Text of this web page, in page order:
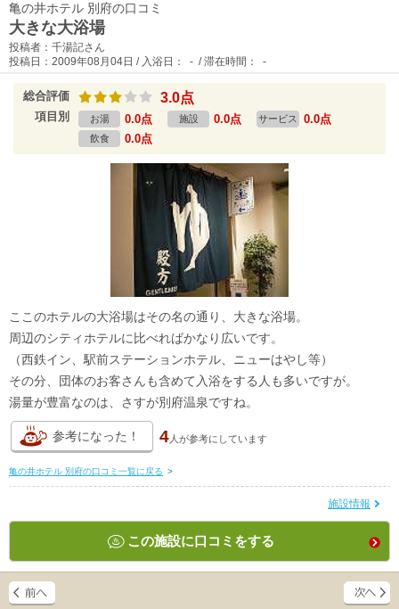
亀の井ホテル 別府の口コミ
大きな大浴場
投稿者：千湯記さん
投稿日：2009年08月04日 / 入浴日： - / 滞在時間： -
総合評価 3.0点
項目別 お湯 0.0点 施設 0.0点 サービス 0.0点
飲食 0.0点
ここのホテルの大浴場はその名の通り、大きな浴場。
周辺のシティホテルに比べればかなり広いです。
（西鉄イン、駅前ステーションホテル、ニューはやし等）
その分、団体のお客さんも含めて入浴をする人も多いですが。
湯量が豊富なのは、さすが別府温泉ですね。
参考になった！ 4人が参考にしています
亀の井ホテル 別府の口コミ一覧に戻る >
施設情報
この施設に口コミをする